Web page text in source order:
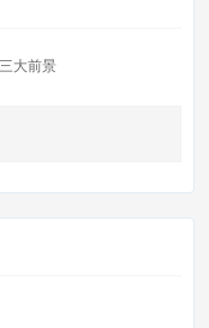
大前景